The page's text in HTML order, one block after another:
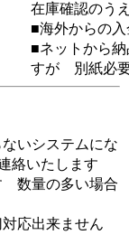
在庫確認のう
■海外からの
■ネットから
すが 別紙必
いシステムにな
絡いたします
数量の多い場合
応出来ません